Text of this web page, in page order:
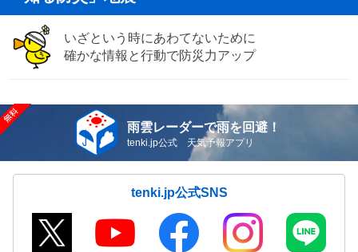
いざという時にあわてないために
確かな情報と行動で防災力アップ
雨雲レーダーで雨を回避！
tenki.jp公式 天気予報アプリ
tenki.jp公式SNS